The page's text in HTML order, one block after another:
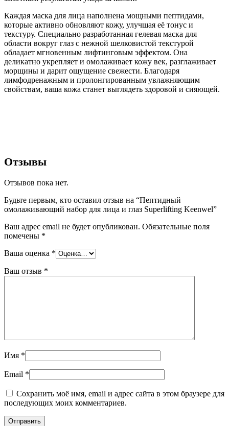
Каждая маска для лица наполнена мощными пептидами,
которые активно обновляют кожу, улучшая её тонус и
текстуру. Специально разработанная гелевая маска для
области вокруг глаз с нежной шелковистой текстурой
обладает мгновенным лифтинговым эффектом. Она
деликатно укрепляет и омолаживает кожу век, разглаживает
морщины и дарит ощущение свежести. Благодаря
лимфодренажным и пролонгированным увлажняющим
свойствам, ваша кожа станет выглядеть здоровой и сияющей.
Отзывы
Отзывов пока нет.
Будьте первым, кто оставил отзыв на “Пептидный
омолаживающий набор для лица и глаз Superlifting Keenwel”
Ваш адрес email не будет опубликован. Обязательные поля
помечены *
Ваша оценка *
Ваш отзыв *
Имя *
Email *
Сохранить моё имя, email и адрес сайта в этом браузере для
последующих моих комментариев.